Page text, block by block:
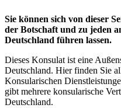
Sie können sich von dieser
der Botschaft und zu jeden
Deutschland führen lassen.
Dieses Konsulat ist eine
Deutschland. Hier finden Sie
Konsularischen
gibt mehrere konsularische
Deutschland.